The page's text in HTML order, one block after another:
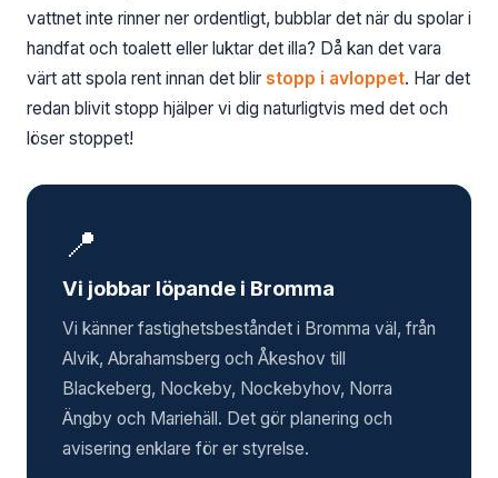
vattnet inte rinner ner ordentligt, bubblar det när du spolar i
handfat och toalett eller luktar det illa? Då kan det vara
värt att spola rent innan det blir stopp i avloppet. Har det
redan blivit stopp hjälper vi dig naturligtvis med det och
löser stoppet!
📍
Vi jobbar löpande i Bromma
Vi känner fastighetsbeståndet i Bromma väl, från
Alvik, Abrahamsberg och Åkeshov till
Blackeberg, Nockeby, Nockebyhov, Norra
Ängby och Mariehäll. Det gör planering och
avisering enklare för er styrelse.